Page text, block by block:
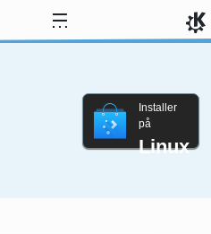
Installer
på
Linux